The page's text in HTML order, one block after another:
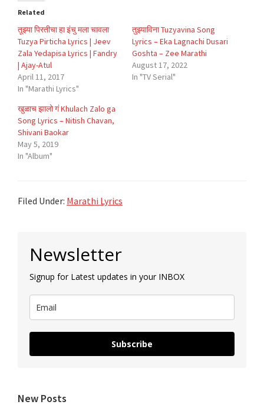
Related
तूझ्या पिरतीचा हा इंचु मला चावला
Tuzya Pirticha Lyrics | Jeev
Zala Yedapisa Lyrics | Fandry
| Ajay-Atul
April 11, 2017
In "Marathi Lyrics"
तुझ्याविना Tuzyavina Song
Lyrics – Eka Lagnachi Dusari
Goshta – Zee Marathi
August 17, 2022
In "TV Serial"
खुळाच झालो गं Khulach Zalo ga
Song Lyrics – Nitish Chavan,
Shivani Baokar
May 5, 2019
In "Album"
Filed Under: Marathi Lyrics
Sidebar
Newsletter
Signup for Latest updates in your INBOX
Subscribe
New Posts